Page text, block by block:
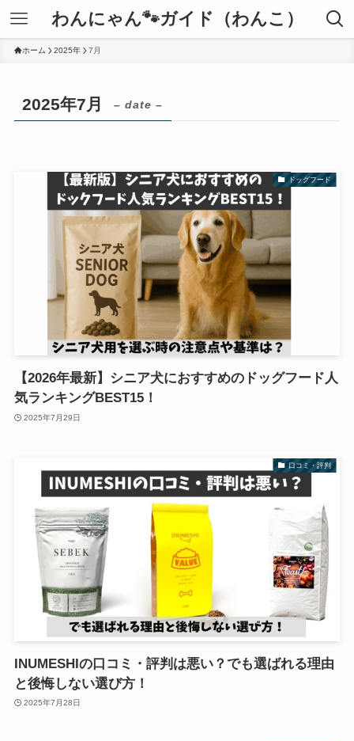
わんにゃん🐾ガイド（わんこ）
ホーム 2025年 7月
2025年7月 – date –
ドッグフード
【2026年最新】シニア犬におすすめのドッグフード人
気ランキングBEST15！
2025年7月29日
口コミ・評判
INUMESHIの口コミ・評判は悪い？でも選ばれる理由
と後悔しない選び方！
2025年7月28日